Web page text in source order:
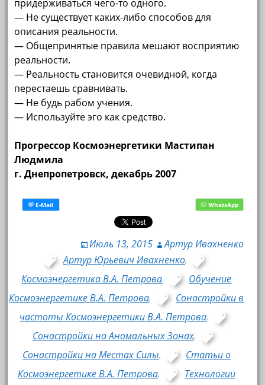
придерживаться чего-то одного.
— Не существует каких-либо способов для
описания реальности.
— Общепринятые правила мешают восприятию
реальности.
— Реальность становится очевидной, когда
перестаешь сравнивать.
— Не будь рабом учения.
— Используйте эго как средство.
Прогрессор Космоэнергетики Мастипан
Людмила
г. Днепропетровск,декабрь 2007
Июль 13, 2015
Артур Ивахненко
Артур Юрьевич Ивахненко,
Космоэнергетика В.А. Петрова,
Обучение
Космоэнергетике В.А. Петрова,
Сонастройки в
частоты Космоэнергетики В.А. Петрова,
Сонастройки на Аномальных Зонах,
Сонастройки на Местах Силы,
Статьи о
Космоэнергетике В.А. Петрова,
Технологии